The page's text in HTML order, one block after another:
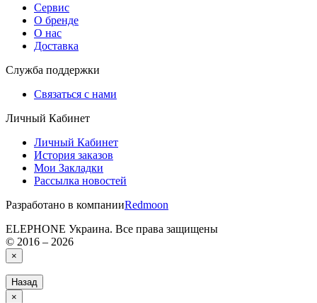
Сервис
О бренде
О нас
Доставка
Служба поддержки
Связаться с нами
Личный Кабинет
Личный Кабинет
История заказов
Мои Закладки
Рассылка новостей
Разработано в компанииRedmoon
ELEPHONE Украина. Все права защищены
© 2016 – 2026
×
Назад
×